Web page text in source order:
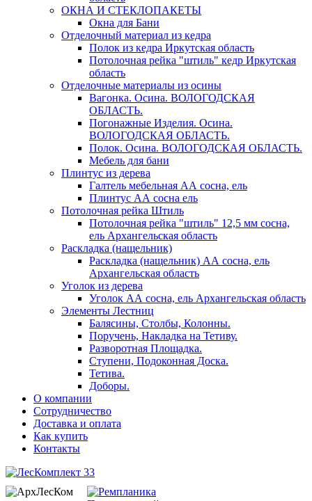
ОКНА И СТЕКЛОПАКЕТЫ
Окна для Бани
Отделочный материал из кедра
Полок из кедра Иркутская область
Потолочная рейка "штиль" кедр Иркутская
область
Отделочные материалы из осины
Вагонка. Осина. ВОЛОГОДСКАЯ
ОБЛАСТЬ.
Погонажные Изделия. Осина.
ВОЛОГОДСКАЯ ОБЛАСТЬ.
Полок. Осина. ВОЛОГОДСКАЯ ОБЛАСТЬ.
Мебель для бани
Плинтус из дерева
Галтель мебельная АА сосна, ель
Плинтус АА сосна ель
Потолочная рейка Штиль
Потолочная рейка "штиль" 12,5 мм сосна,
ель Архангельская область
Раскладка (нащельник)
Раскладка (нащельник) АА сосна, ель
Архангельская область
Уголок из дерева
Уголок АА сосна, ель Архангельская область
Элементы Лестниц
Балясины, Столбы, Колонны.
Поручень, Накладка на Тетиву.
Разворотная Площадка.
Ступени, Подоконная Доска.
Тетива.
Доборы.
О компании
Сотрудничество
Доставка и оплата
Как купить
Контакты